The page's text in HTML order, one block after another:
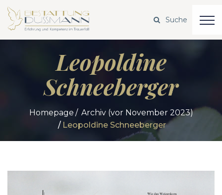
Leopoldine
Schneeberger
Homepage
Archiv (vor November 2023)
Leopoldine Schneeberger